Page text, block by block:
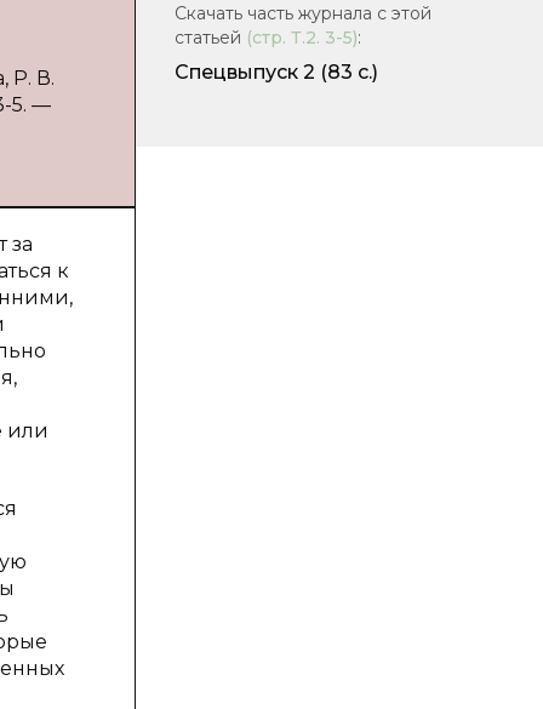
Р. В.
5. —
за
к
или
Скачать часть журнала с этой
статьей (стр. Т.2. 3-5):
Спецвыпуск 2 (83 с.)